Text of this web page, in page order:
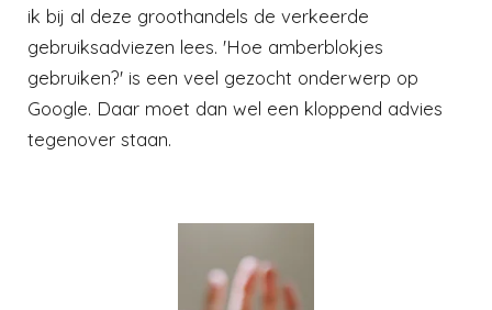
ik bij al deze groothandels de verkeerde
gebruiksadviezen lees. 'Hoe amberblokjes
gebruiken?' is een veel gezocht onderwerp op
Google. Daar moet dan wel een kloppend advies
tegenover staan.